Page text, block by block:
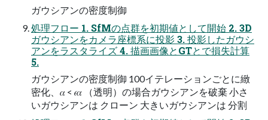
ガウシアンの密度制御
処理フロー 1. SfMの点群を初期値として開始 2. 3D
ガウシアンをカメラ座標系に投影 3. 投影したガウシ
アンをラスタライズ 4. 描画画像とGTとで損失計算
5.
ガウシアンの密度制御 100イテレーションごとに緻
密化、𝛼 < 𝜖𝛼 （透明）の場合ガウシアンを破棄 小さ
いガウシアンは クローン 大きいガウシアンは 分割